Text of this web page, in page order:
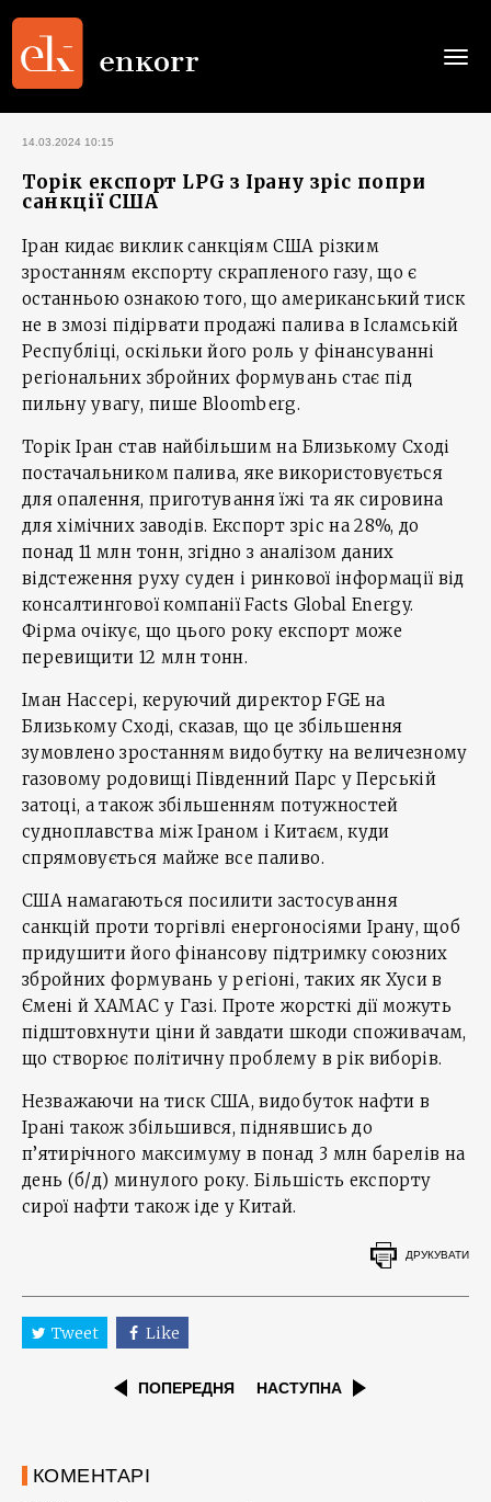
14.03.2024 10:15
Торік експорт LPG з Ірану зріс попри
санкції США
Іран кидає виклик санкціям США різким
зростанням експорту скрапленого газу, що є
останньою ознакою того, що американський тиск
не в змозі підірвати продажі палива в Ісламській
Республіці, оскільки його роль у фінансуванні
регіональних збройних формувань стає під
пильну увагу, пише Bloomberg.
Торік Іран став найбільшим на Близькому Сході
постачальником палива, яке використовується
для опалення, приготування їжі та як сировина
для хімічних заводів. Експорт зріс на 28%, до
понад 11 млн тонн, згідно з аналізом даних
відстеження руху суден і ринкової інформації від
консалтингової компанії Facts Global Energy.
Фірма очікує, що цього року експорт може
перевищити 12 млн тонн.
Іман Нассері, керуючий директор FGE на
Близькому Сході, сказав, що це збільшення
зумовлено зростанням видобутку на величезному
газовому родовищі Південний Парс у Перській
затоці, а також збільшенням потужностей
судноплавства між Іраном і Китаєм, куди
спрямовується майже все паливо.
США намагаються посилити застосування
санкцій проти торгівлі енергоносіями Ірану, щоб
придушити його фінансову підтримку союзних
збройних формувань у регіоні, таких як Хуси в
Ємені й ХАМАС у Газі. Проте жорсткі дії можуть
підштовхнути ціни й завдати шкоди споживачам,
що створює політичну проблему в рік виборів.
Незважаючи на тиск США, видобуток нафти в
Ірані також збільшився, піднявшись до
п’ятирічного максимуму в понад 3 млн барелів на
день (б/д) минулого року. Більшість експорту
сирої нафти також іде у Китай.
ДРУКУВАТИ
Tweet Like
ПОПЕРЕДНЯ НАСТУПНА
КОМЕНТАРІ